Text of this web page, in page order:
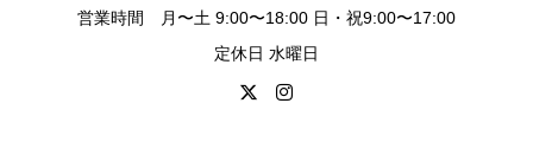
営業時間 月〜土 9:00〜18:00 日・祝9:00〜17:00
定休日 水曜日